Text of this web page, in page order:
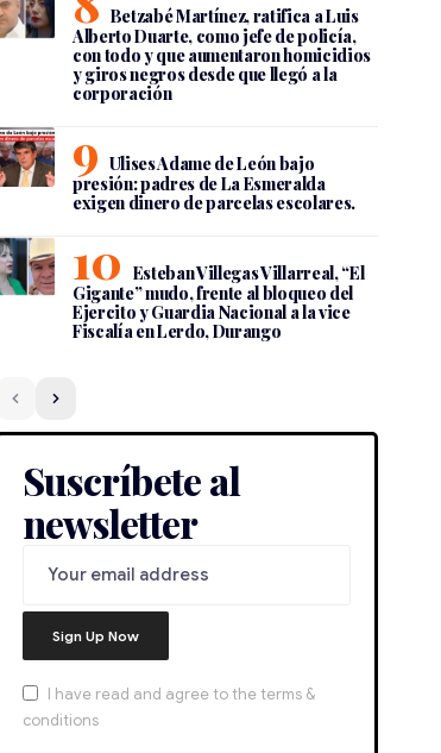
Betzabé Martínez, ratifica a Luis
Alberto Duarte, como jefe de policía,
con todo y que aumentaron homicidios
y giros negros desde que llegó a la
corporación
Ulises Adame de León bajo
presión: padres de La Esmeralda
exigen dinero de parcelas escolares.
Esteban Villegas Villarreal, “El
Gigante” mudo, frente al bloqueo del
Ejercito y Guardia Nacional a la vice
Fiscalía en Lerdo, Durango
Suscríbete al
newsletter
I have read and agree to the terms &
conditions